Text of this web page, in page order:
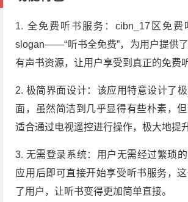
1. 全免费听书服务：cibn_17区免费
slogan——“听书全免费”，为用户提供
有声书资源，让用户享受到真正的免费
2. 极简界面设计：该应用特意设计了
面，虽然简洁到几乎显得有些朴素，
适合通过电视遥控进行操作，极大地提
3. 无需登录系统：用户无需经过繁琐
应用后即可直接开始享受听书服务，
了用户，让听书变得更加简单直接。